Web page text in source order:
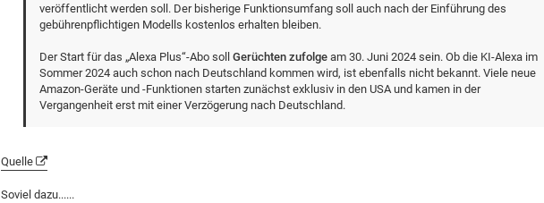
veröffentlicht werden soll. Der bisherige Funktionsumfang soll auch nach der Einführung des
gebührenpflichtigen Modells kostenlos erhalten bleiben.
Der Start für das „Alexa Plus“-Abo sollGerüchten zufolge am 30. Juni 2024 sein. Ob die KI-Alexa im
Sommer 2024 auch schon nach Deutschland kommen wird, ist ebenfalls nicht bekannt. Viele neue
Amazon-Geräte und -Funktionen starten zunächst exklusiv in den USA und kamen in der
Vergangenheit erst mit einer Verzögerung nach Deutschland.
Quelle
Soviel dazu......